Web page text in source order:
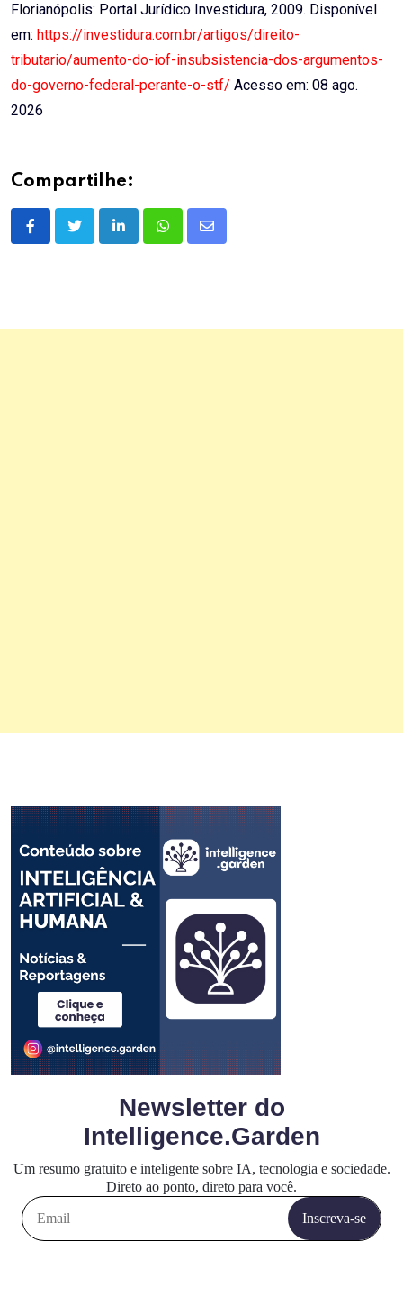
Florianópolis: Portal Jurídico Investidura, 2009. Disponível
em: https://investidura.com.br/artigos/direito-
tributario/aumento-do-iof-insubsistencia-dos-argumentos-
do-governo-federal-perante-o-stf/ Acesso em: 08 ago.
2026
Compartilhe:
LinkedInWhatsappShare